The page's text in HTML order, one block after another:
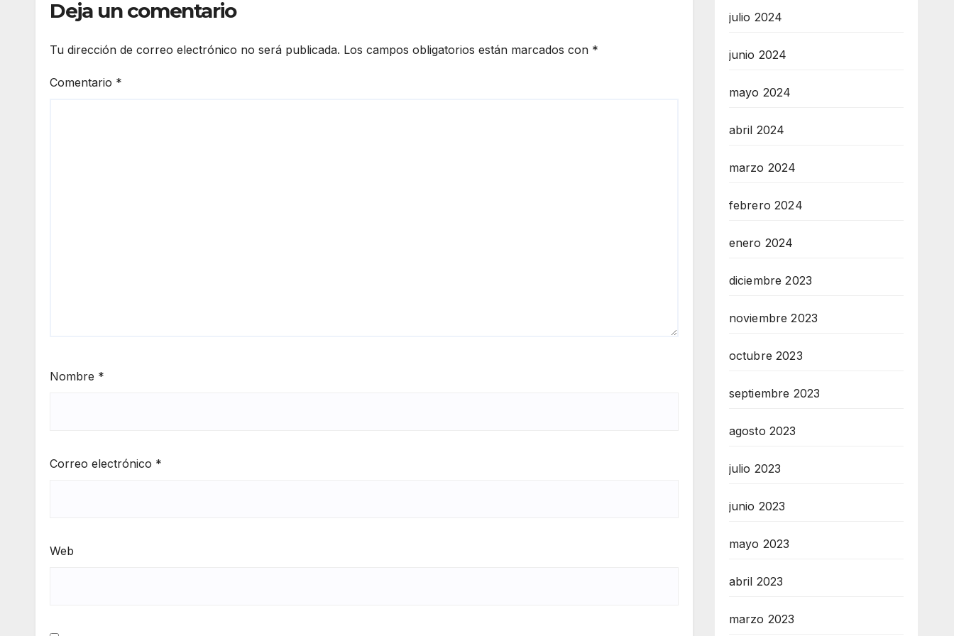
Deja un comentario
Tu dirección de correo electrónico no será publicada. Los campos obligatorios están marcados con *
Comentario *
Nombre *
Correo electrónico *
Web
julio 2024
junio 2024
mayo 2024
abril 2024
marzo 2024
febrero 2024
enero 2024
diciembre 2023
noviembre 2023
octubre 2023
septiembre 2023
agosto 2023
julio 2023
junio 2023
mayo 2023
abril 2023
marzo 2023